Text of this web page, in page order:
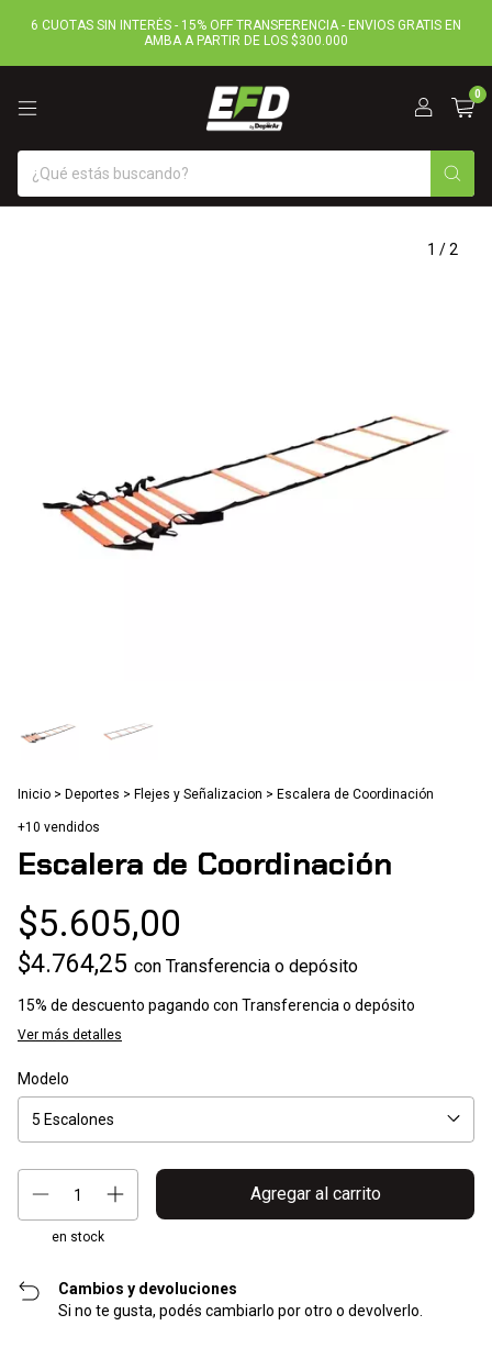
6 CUOTAS SIN INTERÉS - 15% OFF TRANSFERENCIA - ENVIOS GRATIS EN
AMBA A PARTIR DE LOS $300.000
0
1 /2
Inicio > Deportes > Flejes y Señalizacion > Escalera de Coordinación
+10 vendidos
Escalera de Coordinación
$5.605,00
$4.764,25 con Transferencia o depósito
15% de descuento pagando con Transferencia o depósito
Ver más detalles
Modelo
en stock
Cambios y devoluciones
Si no te gusta, podés cambiarlo por otro o devolverlo.